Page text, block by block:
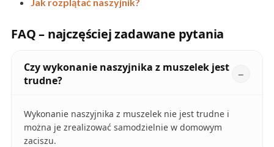
FAQ – najczęściej zadawane pytania
Czy wykonanie naszyjnika z muszelek jest
trudne?
Wykonanie naszyjnika z muszelek nie jest trudne i
można je zrealizować samodzielnie w domowym
zaciszu.